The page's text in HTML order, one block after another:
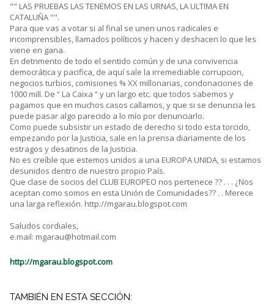
"" LAS PRUEBAS LAS TENEMOS EN LAS URNAS, LA ULTIMA EN
CATALUÑA "".
Para que vas a votar si al final se unen unos radicales e
incomprensibles, llamados políticos y hacen y deshacen lo que les
viene en gana.
En detrimento de todo el sentido común y de una convivencia
democrática y pacifica, de aquí sale la irremediable corrupcion,
negocios turbios, comisiones % XX millonarias, condonaciones de
1000 mill. De “ La Caixa “ y un largo etc. que todos sabemos y
pagamos que en muchos casos callamos, y que si se denuncia les
puede pasar algo parecido a lo mío por denunciarlo.
Como puede subsistir un estado de derecho si todo esta torcido,
empezando por la Justicia, sale en la prensa diariamente de los
estragos y desatinos de la Justicia.
No es creíble que estemos unidos a una EUROPA UNIDA, si estamos
desunidos dentro de nuestro propio País.
Que clase de socios del CLUB EUROPEO nos pertenece ?? . . . ¿Nos
aceptan como somos en esta Unión de Comunidades?? . . Merece
una larga reflexión. http://mgarau.blogspot.com
Saludos cordiales,
e.mail: mgarau@hotmail.com
http://mgarau.blogspot.com
TAMBIÉN EN ESTA SECCIÓN: